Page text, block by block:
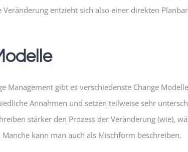
Veränderung entzieht sich also einer direkten
Management gibt es verschiedenste Change
Annahmen und setzen teilweise sehr
stärker den Prozess der Veränderung (wie),
Manche kann man auch als Mischform beschreiben.